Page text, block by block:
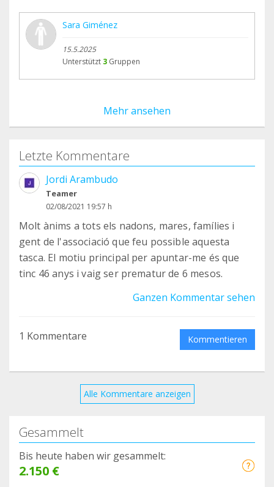
Sara Giménez
15.5.2025
Unterstützt 3 Gruppen
Mehr ansehen
Letzte Kommentare
Jordi Arambudo
Teamer
02/08/2021 19:57 h
Molt ànims a tots els nadons, mares, famílies i
gent de l'associació que feu possible aquesta
tasca. El motiu principal per apuntar-me és que
tinc 46 anys i vaig ser prematur de 6 mesos.
Ganzen Kommentar sehen
1 Kommentare Kommentieren
Alle Kommentare anzeigen
Gesammelt
Bis heute haben wir gesammelt:
2.150 €